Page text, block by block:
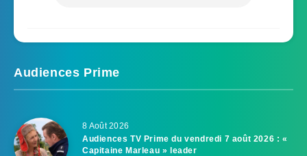
Audiences Prime
8 Août 2026
Audiences TV Prime du vendredi 7 août 2026 : «
Capitaine Marleau » leader